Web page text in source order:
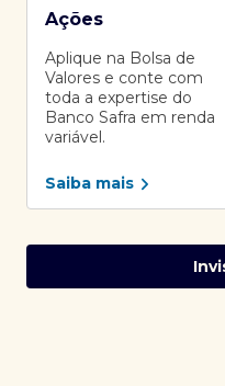
Ações
Aplique na Bolsa de
Valores e conte com
toda a expertise do
Banco Safra em renda
variável.
Saiba mais